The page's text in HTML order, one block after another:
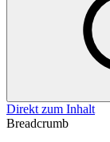
Direkt zum Inhalt
Breadcrumb